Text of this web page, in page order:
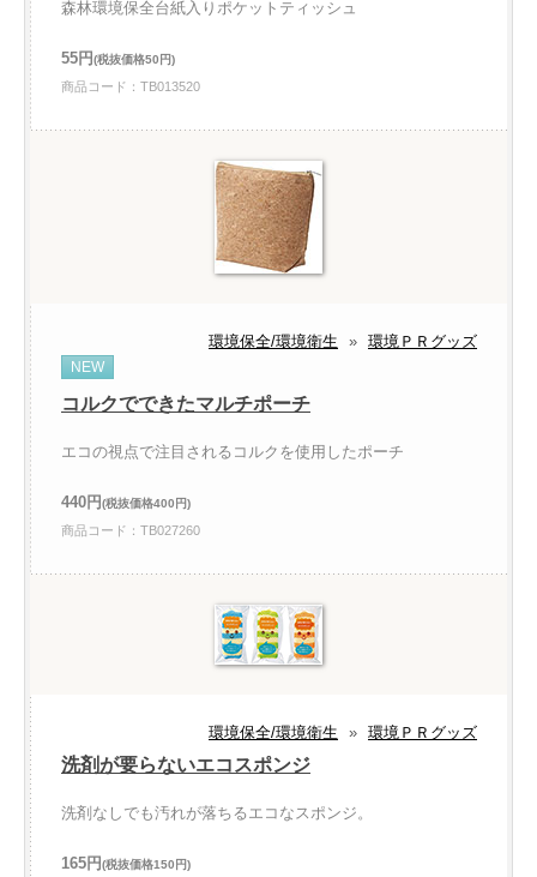
森林環境保全台紙入りポケットティッシュ
55円(税抜価格50円)
商品コード：TB013520
環境保全/環境衛生 » 環境ＰＲグッズ
NEW
コルクでできたマルチポーチ
エコの視点で注目されるコルクを使用したポーチ
440円(税抜価格400円)
商品コード：TB027260
環境保全/環境衛生 » 環境ＰＲグッズ
洗剤が要らないエコスポンジ
洗剤なしでも汚れが落ちるエコなスポンジ。
165円(税抜価格150円)